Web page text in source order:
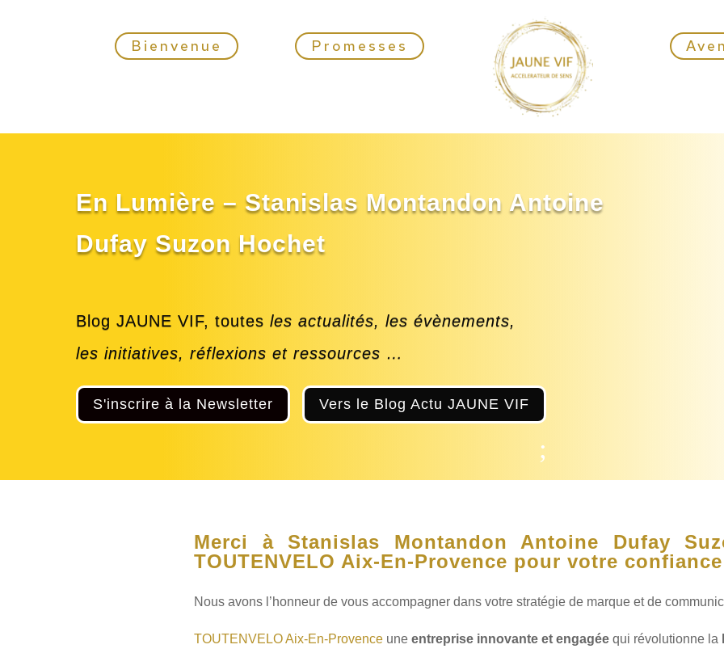
Bienvenue Promesses
En Lumière – Stanislas Montandon Antoine
Dufay Suzon Hochet
Blog JAUNE VIF, toutes les actualités, les évènements,
les initiatives, réflexions et ressources …
S'inscrire à la Newsletter Vers le Blog Actu JAUNE VIF
;
Merci à Stanislas Montandon Antoine Dufay
TOUTENVELO Aix-En-Provence pour votre
Nous avons l’honneur de vous accompagner dans votre stratégie de marque et de
TOUTENVELO Aix-En-Provence une entreprise innovante et engagée qui révolutionne la